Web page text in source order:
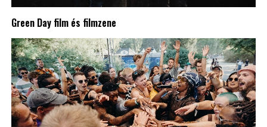
Green Day film és filmzene